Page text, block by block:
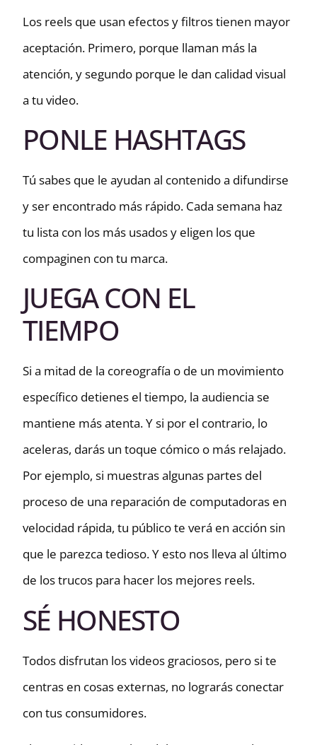
Los reels que usan efectos y filtros tienen mayor
aceptación. Primero, porque llaman más la
atención, y segundo porque le dan calidad visual
a tu video.
PONLE HASHTAGS
Tú sabes que le ayudan al contenido a difundirse
y ser encontrado más rápido. Cada semana haz
tu lista con los más usados y eligen los que
compaginen con tu marca.
JUEGA CON EL
TIEMPO
Si a mitad de la coreografía o de un movimiento
específico detienes el tiempo, la audiencia se
mantiene más atenta. Y si por el contrario, lo
aceleras, darás un toque cómico o más relajado.
Por ejemplo, si muestras algunas partes del
proceso de una reparación de computadoras en
velocidad rápida, tu público te verá en acción sin
que le parezca tedioso. Y esto nos lleva al último
de los trucos para hacer los mejores reels.
SÉ HONESTO
Todos disfrutan los videos graciosos, pero si te
centras en cosas externas, no lograrás conectar
con tus consumidores.